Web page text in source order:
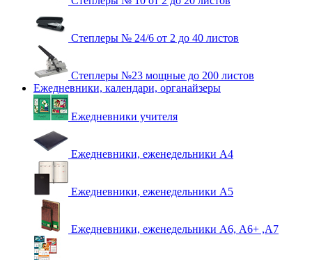
Степлеры № 24/6 от 2 до 40 листов
Степлеры №23 мощные до 200 листов
Ежедневники, календари, органайзеры
Ежедневники учителя
Ежедневники, еженедельники А4
Ежедневники, еженедельники А5
Ежедневники, еженедельники А6, А6+ ,А7